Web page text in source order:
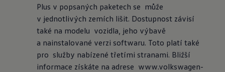
Plus v popsaných paketech se  může
v jednotlivých zemích lišit. Dostupnost závisí
také na modelu  vozidla, jeho výbavě
a nainstalované verzi softwaru. Toto platí také
pro  služby nabízené třetími stranami. Bližší
informace získáte na adrese  www.volkswagen-